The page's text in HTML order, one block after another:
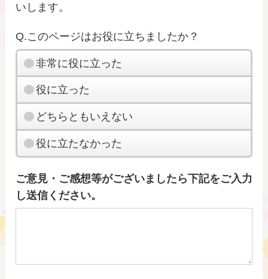
いします。
Q.このページはお役に立ちましたか？
非常に役に立った
役に立った
どちらともいえない
役に立たなかった
ご意見・ご感想等がございましたら下記をご入力
し送信ください。